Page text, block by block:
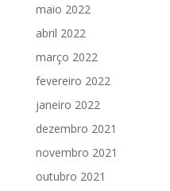
maio 2022
abril 2022
março 2022
fevereiro 2022
janeiro 2022
dezembro 2021
novembro 2021
outubro 2021